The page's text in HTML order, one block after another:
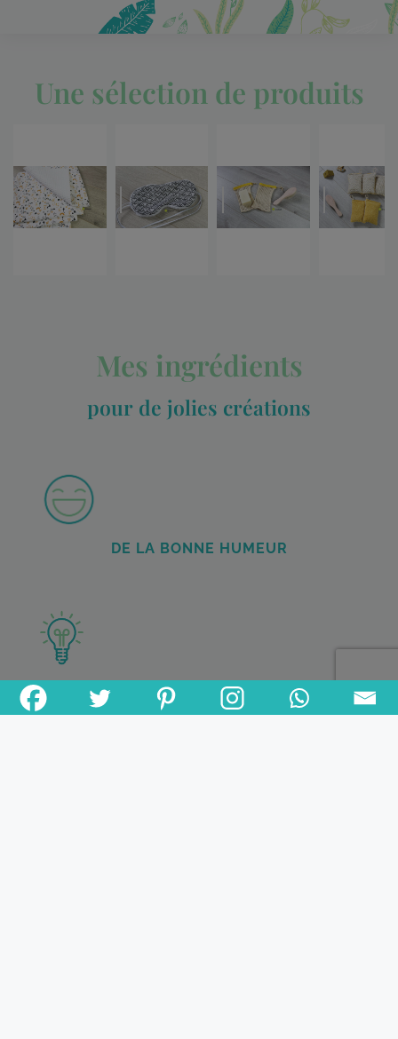
Une sélection de produits
Mes ingrédients
pour de jolies créations
DE LA BONNE HUMEUR
DE LA CRÉATIVITÉ